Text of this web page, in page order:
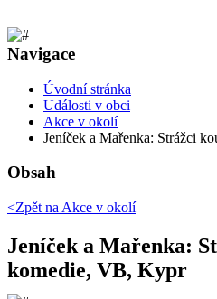
Navigace
Úvodní stránka
Události v obci
Akce v okolí
Jeníček a Mařenka: Strážci
Obsah
<Zpět na Akce v okolí
Jeníček a Mařenka:
komedie, VB, Kypr